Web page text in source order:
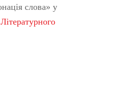
слова» у